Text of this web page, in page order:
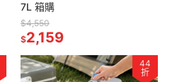
7L 箱購
$4,550
$2,159
44
折